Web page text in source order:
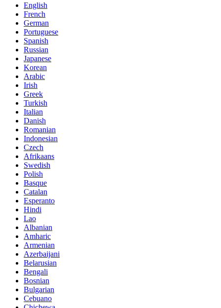
English
French
German
Portuguese
Spanish
Russian
Japanese
Korean
Arabic
Irish
Greek
Turkish
Italian
Danish
Romanian
Indonesian
Czech
Afrikaans
Swedish
Polish
Basque
Catalan
Esperanto
Hindi
Lao
Albanian
Amharic
Armenian
Azerbaijani
Belarusian
Bengali
Bosnian
Bulgarian
Cebuano